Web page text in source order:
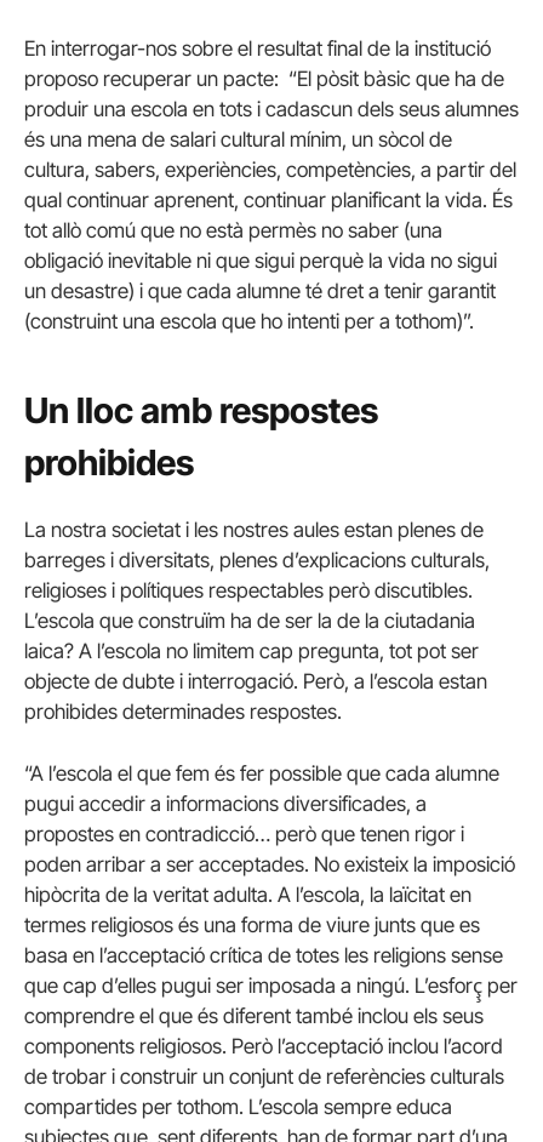
En interrogar-nos sobre el resultat final de la institució
proposo recuperar un pacte: “El pòsit bàsic que ha de
produir una escola en tots i cadascun dels seus alumnes
és una mena de salari cultural mínim, un sòcol de
cultura, sabers, experiències, competències, a partir del
qual continuar aprenent, continuar planificant la vida. És
tot allò comú que no està permès no saber (una
obligació inevitable ni que sigui perquè la vida no sigui
un desastre) i que cada alumne té dret a tenir garantit
(construint una escola que ho intenti per a tothom)”.
Un lloc amb respostes
prohibides
La nostra societat i les nostres aules estan plenes de
barreges i diversitats, plenes d’explicacions culturals,
religioses i polítiques respectables però discutibles.
L’escola que construïm ha de ser la de la ciutadania
laica? A l’escola no limitem cap pregunta, tot pot ser
objecte de dubte i interrogació. Però, a l’escola estan
prohibides determinades respostes.
“A l’escola el que fem és fer possible que cada alumne
pugui accedir a informacions diversificades, a
propostes en contradicció… però que tenen rigor i
poden arribar a ser acceptades. No existeix la imposició
hipòcrita de la veritat adulta. A l’escola, la laïcitat en
termes religiosos és una forma de viure junts que es
basa en l’acceptació crítica de totes les religions sense
que cap d’elles pugui ser imposada a ningú. L’esforç̧ per
comprendre el que és diferent també inclou els seus
components religiosos. Però l’acceptació inclou l’acord
de trobar i construir un conjunt de referències culturals
compartides per tothom. L’escola sempre educa